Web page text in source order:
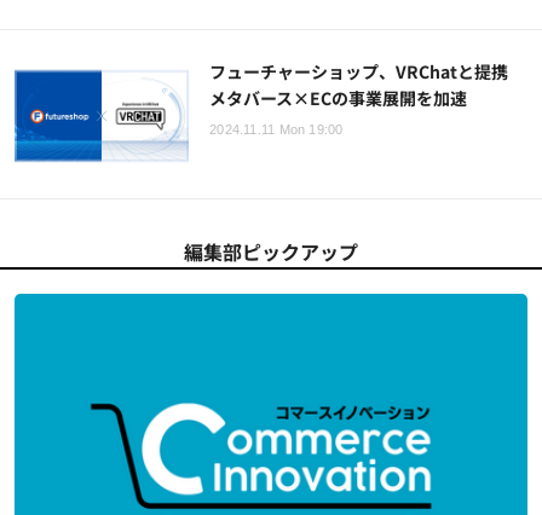
フューチャーショップ、VRChatと提携
メタバース×ECの事業展開を加速
2024.11.11 Mon 19:00
編集部ピックアップ